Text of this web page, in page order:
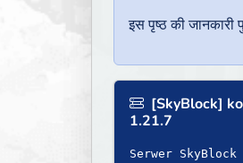
इस पृष्ठ की जानकारी
[SkyBlock]
1.21.7
Serwer SkyBlock